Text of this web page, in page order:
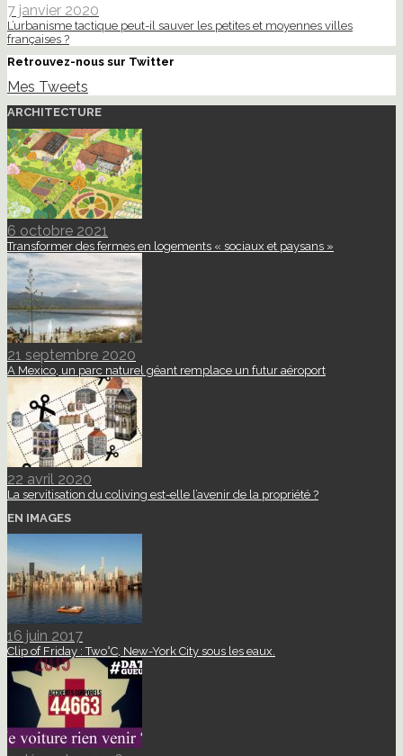
7 janvier 2020
L’urbanisme tactique peut-il sauver les petites et moyennes villes
françaises ?
Retrouvez-nous sur Twitter
Mes Tweets
ARCHITECTURE
6 octobre 2021
Transformer des fermes en logements « sociaux et paysans »
21 septembre 2020
A Mexico, un parc naturel géant remplace un futur aéroport
22 avril 2020
La servitisation du coliving est-elle l’avenir de la propriété ?
EN IMAGES
16 juin 2017
Clip of Friday : Two°C, New-York City sous les eaux.